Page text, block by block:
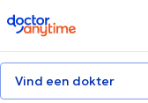
doctoranytime
Vind een dokter